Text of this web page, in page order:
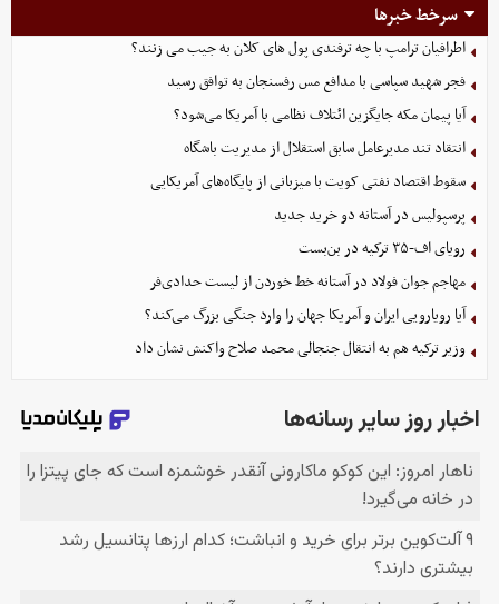
سرخط خبرها
اطرافیان ترامپ با چه ترفندی پول های کلان به جیب می زنند؟
فجر شهید سپاسی با مدافع مس رفسنجان به توافق رسید
آیا پیمان مکه جایگزین ائتلاف نظامی با آمریکا می‌شود؟
انتقاد تند مدیرعامل سابق استقلال از مدیریت باشگاه
سقوط اقتصاد نفتی کویت با میزبانی از پایگاه‌های آمریکایی
پرسپولیس در آستانه دو خرید جدید
رویای اف-۳۵ ترکیه در بن‌بست
مهاجم جوان فولاد در آستانه خط خوردن از لیست حدادی‌فر
آیا رویارویی ایران و آمریکا جهان را وارد جنگی بزرگ می‌کند؟
وزیر ترکیه هم به انتقال جنجالی محمد صلاح واکنش نشان داد